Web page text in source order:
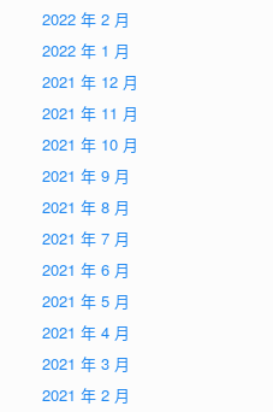
2022 年 2 月
2022 年 1 月
2021 年 12 月
2021 年 11 月
2021 年 10 月
2021 年 9 月
2021 年 8 月
2021 年 7 月
2021 年 6 月
2021 年 5 月
2021 年 4 月
2021 年 3 月
2021 年 2 月